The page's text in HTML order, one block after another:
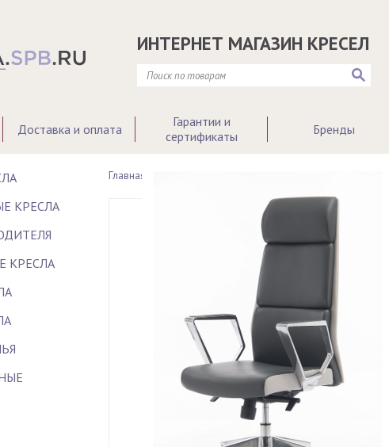
ИНТЕРНЕТ МАГАЗИН КРЕСЕЛ
Доставка и оплата
Гарантии и
сертификаты
Бренды
КРЕСЛА
КРЕСЛА
Главная >